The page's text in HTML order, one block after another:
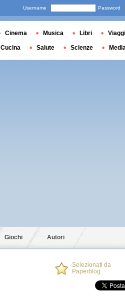
Giochi Autori
Selezionati da
Paperblog
Username Password
Cinema Musica Libri Viaggi
Cucina Salute Scienze